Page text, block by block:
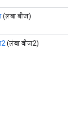
(लंबा बीज)
(लंबा बीज2)